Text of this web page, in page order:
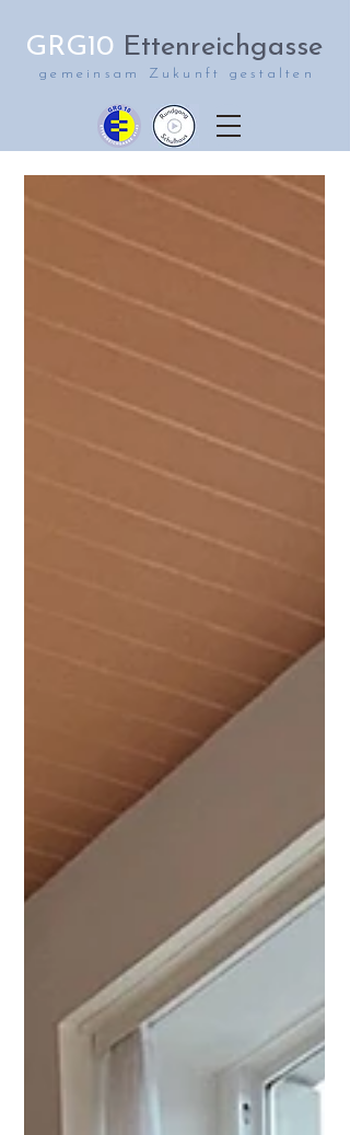
GRG10 Ettenreichgasse
gemeinsam Zukunft gestalten